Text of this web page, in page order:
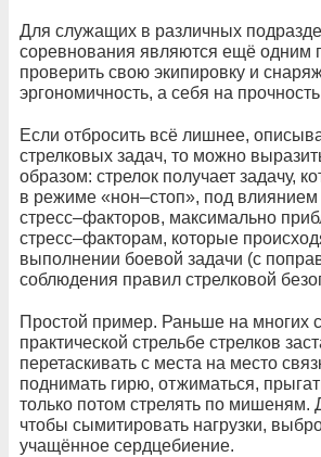
Для служащих в различных
соревнования являются ещё одним
проверить свою экипировку и
эргономичность, а себя на
Если отбросить всё лишнее,
стрелковых задач, то можно
образом: стрелок получает задачу,
в режиме «нон–стоп», под
стресс–факторов, максимально
стресс–факторам, которые
выполнении боевой задачи (с
соблюдения правил стрелковой
Простой пример. Раньше на многих
практической стрельбе стрелков
перетаскивать с места на место
поднимать гирю, отжиматься,
только потом стрелять по мишеням.
чтобы сымитировать нагрузки,
учащённое сердцебиение.